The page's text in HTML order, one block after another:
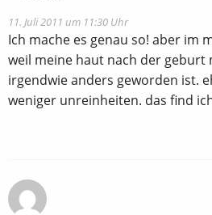
11. Juli 2011 um 11:30 Uhr
Ich mache es genau so! aber im
weil meine haut nach der
irgendwie anders geworden ist.
weniger unreinheiten. das find